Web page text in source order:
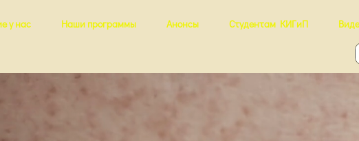
у нас Наши программы Анонсы Студентам КИГиП